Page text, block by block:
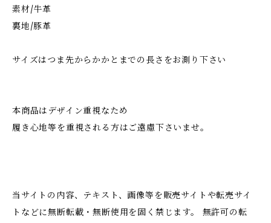
素材/牛革
裏地/豚革
サイズはつま先からかかとまでの長さをお測り下さい
本商品はデザイン重視なため
履き心地等を重視される方はご遠慮下さいませ。
当サイトの内容、テキスト、画像等を販売サイトや転売サイ
トなどに無断転載・無断使用を固く禁じます。 無許可の転